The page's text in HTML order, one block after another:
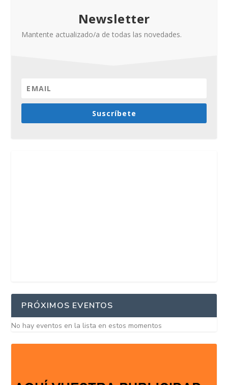
Newsletter
Mantente actualizado/a de todas las novedades.
Suscríbete
PRÓXIMOS EVENTOS
No hay eventos en la lista en estos momentos